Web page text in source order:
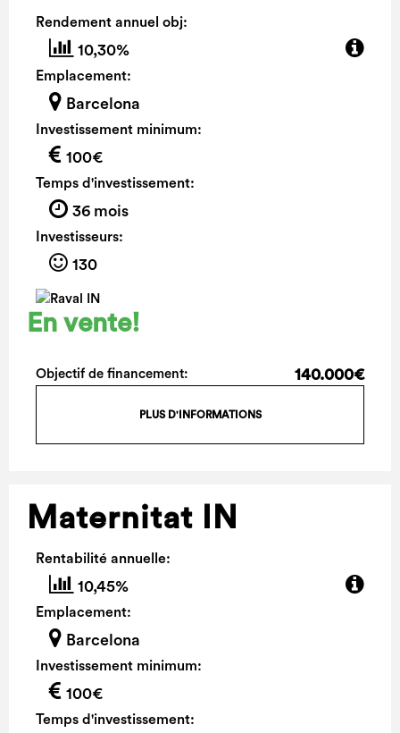
Rendement annuel obj:
10,30%
Emplacement:
Barcelona
Investissement minimum:
100€
Temps d'investissement:
36 mois
Investisseurs:
130
En vente!
Objectif de financement: 140.000€
PLUS D'INFORMATIONS
Maternitat IN
Rentabilité annuelle:
10,45%
Emplacement:
Barcelona
Investissement minimum:
100€
Temps d'investissement: